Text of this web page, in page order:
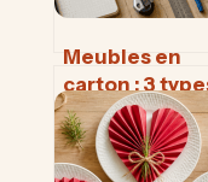
Meubles en
carton : 3
de
4 étapes pour
une solidité